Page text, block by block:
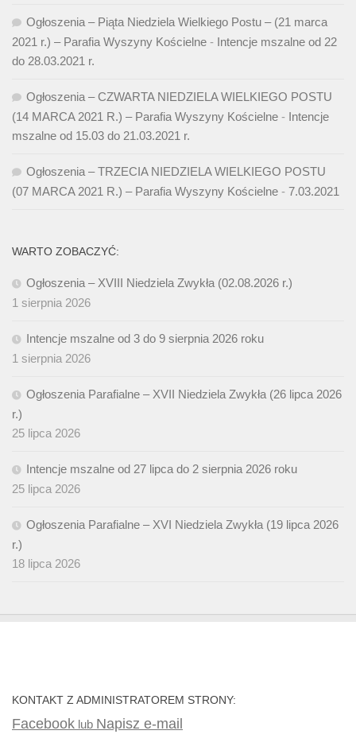
Ogłoszenia – Piąta Niedziela Wielkiego Postu – (21 marca
2021 r.) – Parafia Wyszyny Kościelne - Intencje mszalne od 22
do 28.03.2021 r.
Ogłoszenia – CZWARTA NIEDZIELA WIELKIEGO POSTU
(14 MARCA 2021 R.) – Parafia Wyszyny Kościelne - Intencje
mszalne od 15.03 do 21.03.2021 r.
Ogłoszenia – TRZECIA NIEDZIELA WIELKIEGO POSTU
(07 MARCA 2021 R.) – Parafia Wyszyny Kościelne - 7.03.2021
WARTO ZOBACZYĆ:
Ogłoszenia – XVIII Niedziela Zwykła (02.08.2026 r.)
1 sierpnia 2026
Intencje mszalne od 3 do 9 sierpnia 2026 roku
1 sierpnia 2026
Ogłoszenia Parafialne – XVII Niedziela Zwykła (26 lipca 2026
r.)
25 lipca 2026
Intencje mszalne od 27 lipca do 2 sierpnia 2026 roku
25 lipca 2026
Ogłoszenia Parafialne – XVI Niedziela Zwykła (19 lipca 2026
r.)
18 lipca 2026
KONTAKT Z ADMINISTRATOREM STRONY:
Facebook lub Napisz e-mail